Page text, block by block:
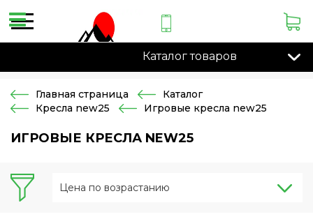
Каталог товаров
Главная страница
Каталог
Кресла new25
Игровые кресла new25
ИГРОВЫЕ КРЕСЛА NEW25
Цена по возрастанию